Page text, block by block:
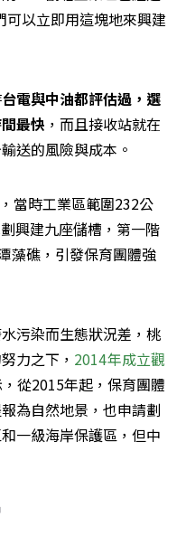
以立即用這塊地來興建
台電與中油都評估過，選
最快 ，而且接收站就在
送的風險與成本。
當時工業區範圍232公
興建九座儲槽，第一階
藻礁，引發保育團體強
污染而生態狀況差，桃
力之下， 2014年成立觀
，從2015年起，保育團體
為自然地景，也申請劃
一級海岸保護區，但中